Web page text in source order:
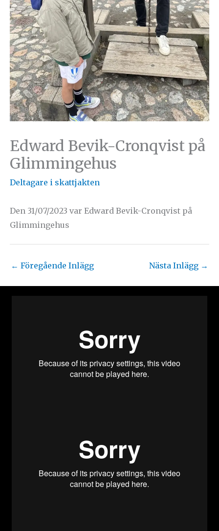
Edward Bevik-Cronqvist på
Glimmingehus
Deltagare i skattjakten
Den 31/07/2023 var Edward Bevik-Cronqvist på
Glimmingehus
← Föregående Inlägg Nästa Inlägg →